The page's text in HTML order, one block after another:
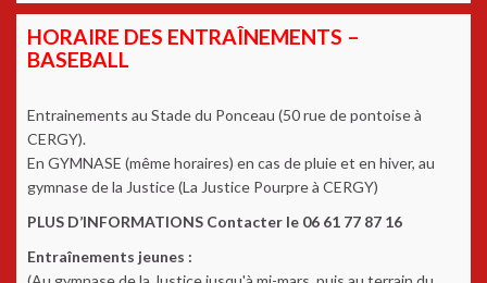
HORAIRE DES ENTRAÎNEMENTS –
BASEBALL
Entrainements au Stade du Ponceau (50 rue de pontoise à
CERGY).
En GYMNASE (même horaires) en cas de pluie et en hiver, au
gymnase de la Justice (La Justice Pourpre à CERGY)
PLUS D’INFORMATIONS Contacter le 06 61 77 87 16
Entraînements jeunes :